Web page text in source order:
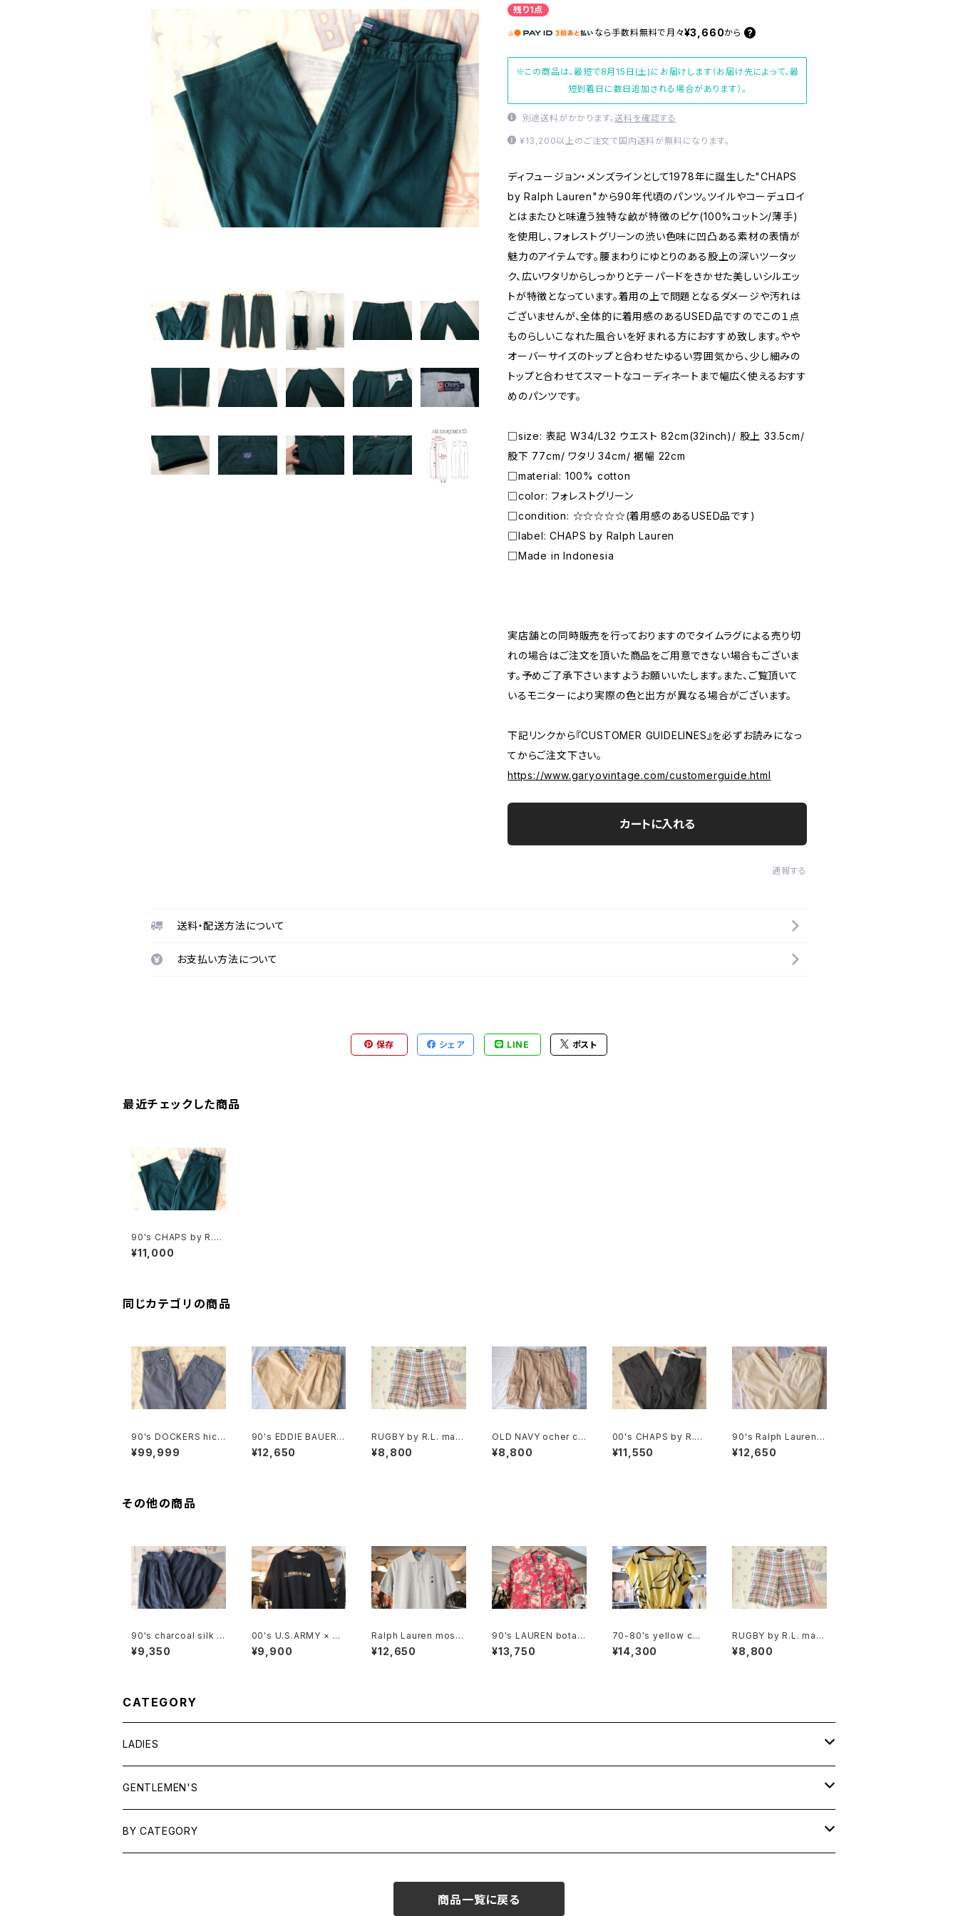
残り1点
なら 手数料無料で 月々¥3,660から
※この商品は、最短で8月15日(土)にお届けします（お届け先によって、最
短到着日に数日追加される場合があります）。
別途送料がかかります。送料を確認する
¥13,200以上のご注文で国内送料が無料になります。
ディフュージョン・メンズラインとして1978年に誕生した"CHAPS
by Ralph Lauren"から90年代頃のパンツ。ツイルやコーデュロイ
とはまたひと味違う独特な畝が特徴のピケ(100%コットン/薄手)
を使用し、フォレストグリーンの渋い色味に凹凸ある素材の表情が
魅力のアイテムです。腰まわりにゆとりのある股上の深いツータッ
ク、広いワタリからしっかりとテーパードをきかせた美しいシルエッ
トが特徴となっています。着用の上で問題となるダメージや汚れは
ございませんが、全体的に着用感のあるUSED品ですのでこの１点
ものらしいこなれた風合いを好まれる方におすすめ致します。やや
オーバーサイズのトップと合わせたゆるい雰囲気から、少し細みの
トップと合わせてスマートなコーディネートまで幅広く使えるおすす
めのパンツです。
□size: 表記 W34/L32 ウエスト 82cm(32inch)/ 股上 33.5cm/
股下 77cm/ ワタリ 34cm/ 裾幅 22cm
□material: 100% cotton
□color: フォレストグリーン
□condition: ☆☆☆☆☆(着用感のあるUSED品です)
□label: CHAPS by Ralph Lauren
□Made in Indonesia
実店舗との同時販売を行っておりますのでタイムラグによる売り切
れの場合はご注文を頂いた商品をご用意できない場合もございま
す。予めご了承下さいますようお願いいたします。また、ご覧頂いて
いるモニターにより実際の色と出方が異なる場合がございます。
下記リンクから『CUSTOMER GUIDELINES』を必ずお読みになっ
てからご注文下さい。
https://www.garyovintage.com/customerguide.html
カートに入れる
通報する
送料・配送方法について
お支払い方法について
保存 シェア LINE ポスト
最近チェックした商品
90's CHAPS by R.L.
green pique 2-tuck
Pants
¥11,000
同じカテゴリの商品
90's DOCKERS hick
ory-stripe one-tuck
Pants "Made in U.S.
¥99,999
90's EDDIE BAUER c
otton-duck 2-tuck
Pants
¥12,650
RUGBY by R.L. mad
aras plaid cotton Sh
orts
¥8,800
OLD NAVY ocher co
tton-twill cargo Sho
rts
¥8,800
00's CHAPS by R.L.
HBT slim-fit cargo
Pants
¥11,550
90's Ralph Lauren li
ght-beige cotton e
asy Pants
¥12,650
その他の商品
90's charcoal silk c
ulotte Pants
¥9,350
00's U.S.ARMY × NA
SCAR embroidered
logo black cotton T
¥9,900
Ralph Lauren moss
stitch polo Shirt "P
OLO BEAR"
¥12,650
90's LAUREN botani
cal printed linen op
en collar Shirt
¥13,750
70-80's yellow cott
on french sleeve bl
ouse Dress
¥14,300
RUGBY by R.L. mad
aras plaid cotton Sh
orts
¥8,800
CATEGORY
LADIES
TOPS
SHIRTS
OUTERWEAR
GENTLEMEN'S
TOPS
BY CATEGORY
商品一覧に戻る